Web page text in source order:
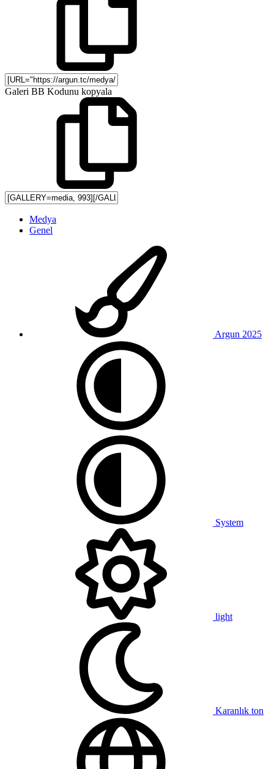
Galeri BB Kodunu kopyala
Medya
Genel
Argun 2025
System
light
Karanlık ton